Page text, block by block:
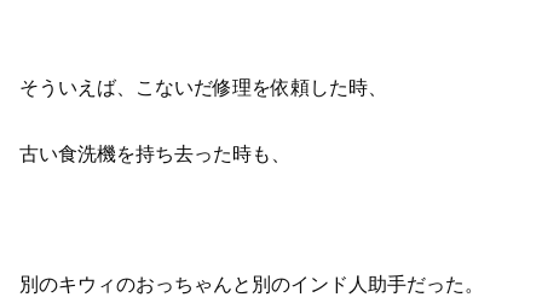
そういえば、こないだ修理を依頼した時、
古い食洗機を持ち去った時も、
別のキウィのおっちゃんと別のインド人助手だった。